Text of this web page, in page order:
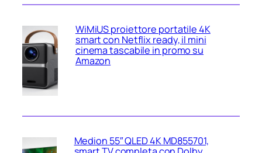
WiMiUS proiettore portatile 4K
smart con Netflix ready, il mini
cinema tascabile in promo su
Amazon
Medion 55″ QLED 4K MD855701,